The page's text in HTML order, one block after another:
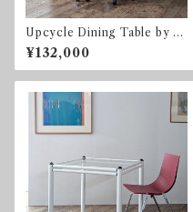
Upcycle Dining Table by so
nota ナラ オーク ダイニ
ングテーブル 1285 x 950 m
m
¥132,000